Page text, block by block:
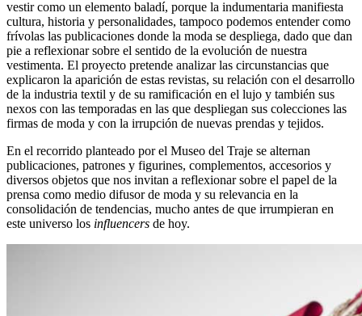
vestir como un elemento baladí, porque la indumentaria manifiesta
cultura, historia y personalidades, tampoco podemos entender como
frívolas las publicaciones donde la moda se despliega, dado que dan
pie a reflexionar sobre el sentido de la evolución de nuestra
vestimenta. El proyecto pretende analizar las circunstancias que
explicaron la aparición de estas revistas, su relación con el desarrollo
de la industria textil y de su ramificación en el lujo y también sus
nexos con las temporadas en las que despliegan sus colecciones las
firmas de moda y con la irrupción de nuevas prendas y tejidos.
En el recorrido planteado por el Museo del Traje se alternan
publicaciones, patrones y figurines, complementos, accesorios y
diversos objetos que nos invitan a reflexionar sobre el papel de la
prensa como medio difusor de moda y su relevancia en la
consolidación de tendencias, mucho antes de que irrumpieran en
este universo los influencers de hoy.